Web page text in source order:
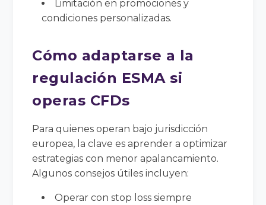
Limitación en promociones y
condiciones personalizadas.
Cómo adaptarse a la
regulación ESMA si
operas CFDs
Para quienes operan bajo jurisdicción
europea, la clave es aprender a optimizar
estrategias con menor apalancamiento.
Algunos consejos útiles incluyen:
Operar con stop loss siempre